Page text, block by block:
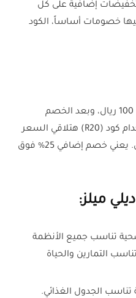
إضافية على كل
خصومات أساساً، الكود
لو عايز تطلب وجبة صحية سعرها 100 ريال، وبعد الخصم
الأساسي أصبحت 80 ريال، باستخدام كود (R20) هتلاقي السعر
انخفض أكتر ليصبح حوالي 60 ريال. يعني خصم إضافي 25% فوق
ميلز:
تناسب جميع الأنظمة
التمارين والحياة
الجدول الغذائي.